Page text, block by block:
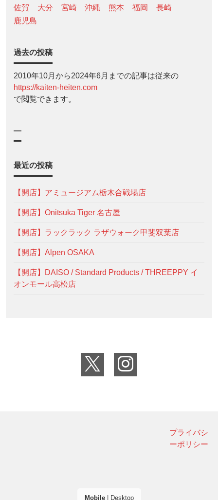
佐賀 大分 宮崎 沖縄 熊本 福岡
長崎
鹿児島
過去の投稿
2010年10月から2024年6月までの記事は従来の
https://kaiten-heiten.com
で閲覧できます。
—
最近の投稿
【開店】アミュージアム栃木合戦場店
【開店】Onitsuka Tiger 名古屋
【開店】ラックラック ラザウォーク甲斐双葉店
【開店】Alpen OSAKA
【開店】DAISO / Standard Products / THREEPPY イ
オンモール高松店
プライバシ
ーポリシー
Mobile| Desktop